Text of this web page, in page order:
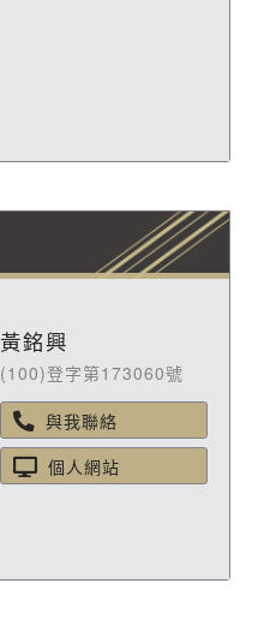
黃銘興
(100)登字第173060號
與我聯絡
個人網站